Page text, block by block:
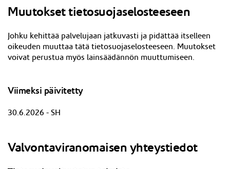
Muutokset tietosuojaselosteeseen
ohku kehittää palvelujaan jatkuvasti ja pidättää itselleen
oikeuden muuttaa tätä tietosuojaselosteeseen. Muutokset
voivat perustua myös lainsäädännön muuttumiseen.
Viimeksi päivitetty
30.6.2026 - SH
Valvontaviranomaisen yhteystiedot